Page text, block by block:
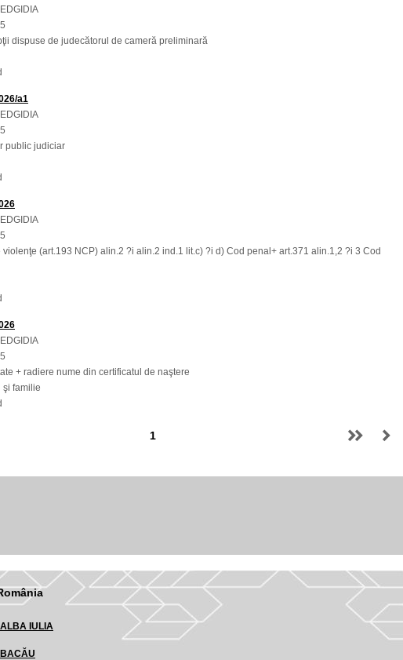
dispuse de judecătorul de cameră preliminară
a1
public judiciar
violenţe (art.193 NCP) alin.2 ?i alin.2 ind.1 lit.c) ?i d) Cod penal+ art.371 alin.1,2 ?i 3 Cod
+ radiere nume din certificatul de naştere
şi familie
IULIA